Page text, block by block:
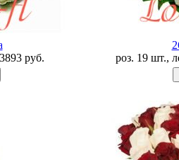
3893 руб.
роз. 19 шт.,